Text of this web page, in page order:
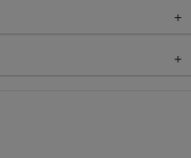
+
+